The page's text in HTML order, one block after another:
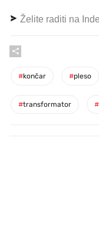
Želite raditi na
#končar #pleso
#transformator #